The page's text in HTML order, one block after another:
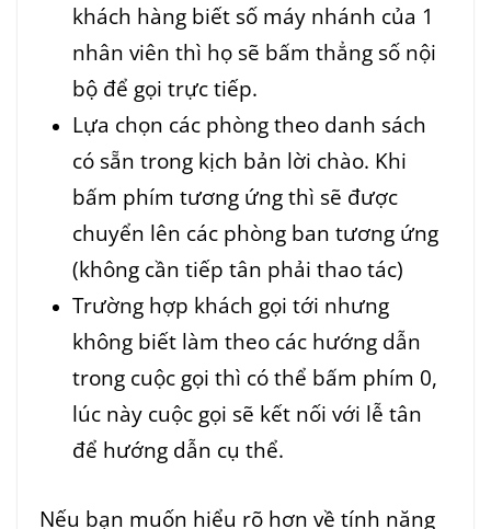
khách hàng biết số máy nhánh của 1
nhân viên thì họ sẽ bấm thẳng số nội
bộ để gọi trực tiếp.
Lựa chọn các phòng theo danh sách
có sẵn trong kịch bản lời chào. Khi
bấm phím tương ứng thì sẽ được
chuyển lên các phòng ban tương ứng
(không cần tiếp tân phải thao tác)
Trường hợp khách gọi tới nhưng
không biết làm theo các hướng dẫn
trong cuộc gọi thì có thể bấm phím 0,
lúc này cuộc gọi sẽ kết nối với lễ tân
để hướng dẫn cụ thể.
Nếu bạn muốn hiểu rõ hơn về tính năng